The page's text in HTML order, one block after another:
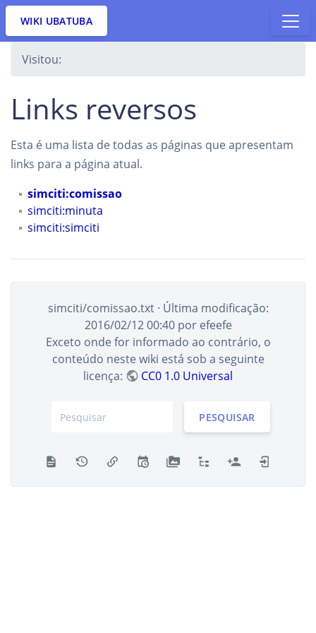
WIKI UBATUBA
Visitou:
Links reversos
Esta é uma lista de todas as páginas que apresentam
links para a página atual.
simciti:comissao
simciti:minuta
simciti:simciti
simciti/comissao.txt· Última modificação:
2016/02/12 00:40por efeefe
Exceto onde for informado ao contrário, o
conteúdo neste wiki está sob a seguinte
licença:
CC0 1.0 Universal
PESQUISAR